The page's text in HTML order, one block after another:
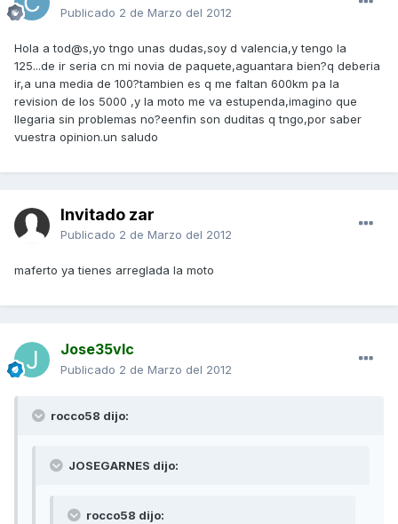
Publicado 2 de Marzo del 2012
Hola a tod@s,yo tngo unas dudas,soy d valencia,y tengo la
125...de ir seria cn mi novia de paquete,aguantara bien?q deberia
ir,a una media de 100?tambien es q me faltan 600km pa la
revision de los 5000 ,y la moto me va estupenda,imagino que
llegaria sin problemas no?eenfin son duditas q tngo,por saber
vuestra opinion.un saludo
Invitado zar
Publicado 2 de Marzo del 2012
maferto ya tienes arreglada la moto
Jose35vlc
Publicado 2 de Marzo del 2012
rocco58 dijo:
JOSEGARNES dijo:
rocco58 dijo: